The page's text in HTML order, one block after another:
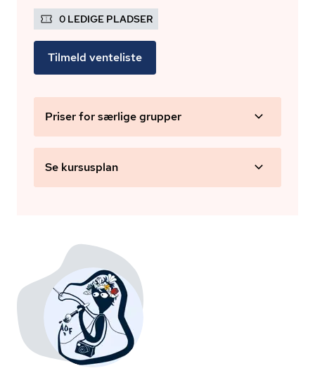
0 LEDIGE PLADSER
Tilmeld venteliste
Priser for særlige grupper
Se kursusplan